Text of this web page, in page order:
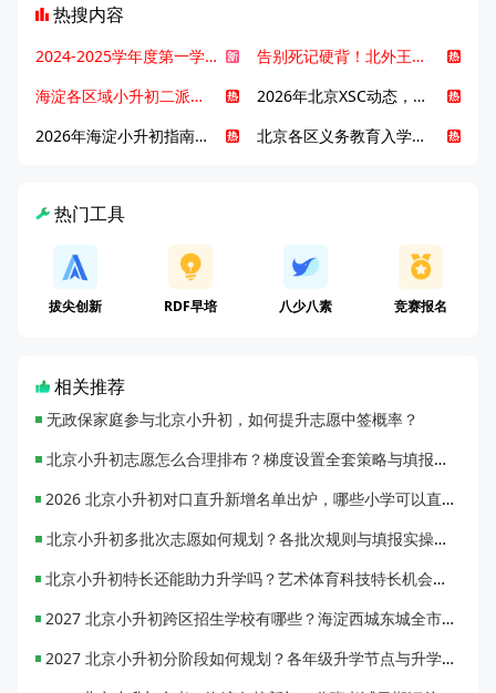
热搜内容
2024-2025学年度第一学期北京各区期末考试真题试卷汇总
告别死记硬背！北外王牌精读词汇课，帮孩子突破英语词汇难关
海淀各区域小升初二派全攻略合集！区域一至五志愿填报、升学策略详解
2026年北京XSC动态，持续更新中ing...
2026年海淀小升初指南，一文了解招生政策要点
北京各区义务教育入学咨询电话汇总，25年小升初家长提前收藏
热门工具
拔尖创新 RDF早培 八少八素 竞赛报名
相关推荐
无政保家庭参与北京小升初，如何提升志愿中签概率？
北京小升初志愿怎么合理排布？梯度设置全套策略与填报避坑指南
2026 北京小升初对口直升新增名单出炉，哪些小学可以直升优质初中？
北京小升初多批次志愿如何规划？各批次规则与填报实操指南
北京小升初特长还能助力升学吗？艺术体育科技特长机会与误区全面解析
2027 北京小升初跨区招生学校有哪些？海淀西城东城全市招生校完整汇总
2027 北京小升初分阶段如何规划？各年级升学节点与升学通道全梳理